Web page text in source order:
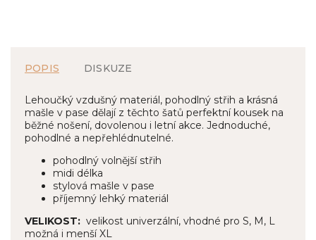
POPIS DISKUZE
Lehoučký vzdušný materiál, pohodlný střih a krásná
mašle v pase dělají z těchto šatů perfektní kousek na
běžné nošení, dovolenou i letní akce. Jednoduché,
pohodlné a nepřehlédnutelné.
pohodlný volnější střih
midi délka
stylová mašle v pase
příjemný lehký materiál
VELIKOST: velikost univerzální, vhodné pro S, M, L
možná i menší XL